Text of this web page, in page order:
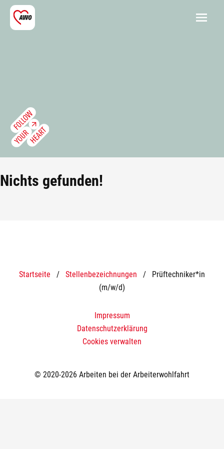
Nichts gefunden!
Startseite / Stellenbezeichnungen / Prüftechniker*in
(m/w/d)
Impressum
Datenschutzerklärung
Cookies verwalten
© 2020-2026 Arbeiten bei der Arbeiterwohlfahrt